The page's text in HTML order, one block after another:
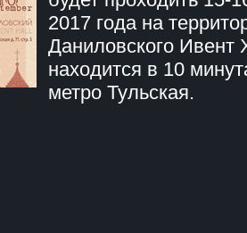
2017 года на
Даниловского Ивент
находится в 10
метро Тульская.